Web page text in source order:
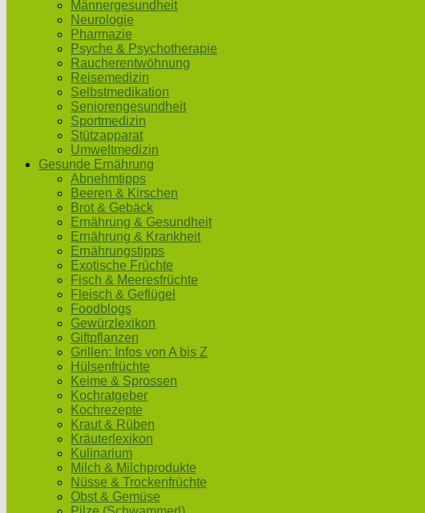
Männergesundheit
Neurologie
Pharmazie
Psyche & Psychotherapie
Raucherentwöhnung
Reisemedizin
Selbstmedikation
Seniorengesundheit
Sportmedizin
Stützapparat
Umweltmedizin
Gesunde Ernährung
Abnehmtipps
Beeren & Kirschen
Brot & Gebäck
Ernährung & Gesundheit
Ernährung & Krankheit
Ernährungstipps
Exotische Früchte
Fisch & Meeresfrüchte
Fleisch & Geflügel
Foodblogs
Gewürzlexikon
Giftpflanzen
Grillen: Infos von A bis Z
Hülsenfrüchte
Keime & Sprossen
Kochratgeber
Kochrezepte
Kraut & Rüben
Kräuterlexikon
Kulinarium
Milch & Milchprodukte
Nüsse & Trockenfrüchte
Obst & Gemüse